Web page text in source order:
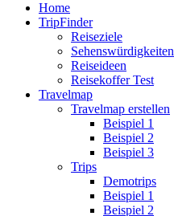
Home
TripFinder
Reiseziele
Sehenswürdigkeiten
Reiseideen
Reisekoffer Test
Travelmap
Travelmap erstellen
Beispiel 1
Beispiel 2
Beispiel 3
Trips
Demotrips
Beispiel 1
Beispiel 2